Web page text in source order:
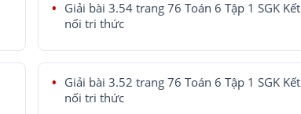
Giải bài 3.54 trang 76 Toán 6 Tập 1 SGK Kết
nối tri thức
Giải bài 3.52 trang 76 Toán 6 Tập 1 SGK Kết
nối tri thức